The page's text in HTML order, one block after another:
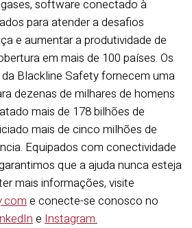
software conectado à
para atender a desafios
e aumentar a produtividade de
em mais de 100 países. Os
Blackline Safety fornecem uma
dezenas de milhares de homens
mais de 178 bilhões de
mais de cinco milhões de
Equipados com conectividade
que a ajuda nunca esteja
mais informações, visite
e conecte-se conosco no
e Instagram.